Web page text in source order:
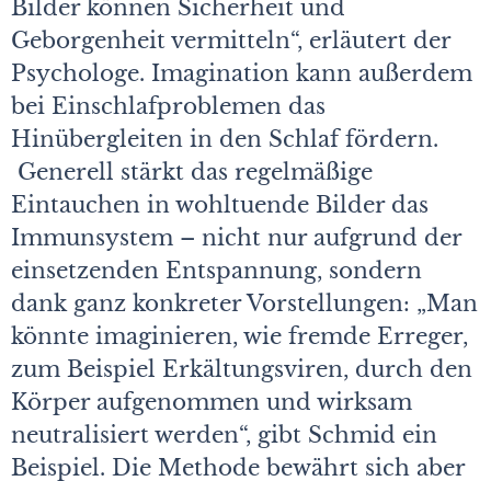
Bilder können Sicherheit und
Geborgenheit vermitteln“, erläutert der
Psychologe. Imagination kann außerdem
bei Einschlafproblemen das
Hinübergleiten in den Schlaf fördern.
Generell stärkt das regelmäßige
Eintauchen in wohltuende Bilder das
Immunsystem – nicht nur aufgrund der
einsetzenden Entspannung, sondern
dank ganz konkreter Vorstellungen: „Man
könnte imaginieren, wie fremde Erreger,
zum Beispiel Erkältungsviren, durch den
Körper aufgenommen und wirksam
neutralisiert werden“, gibt Schmid ein
Beispiel. Die Methode bewährt sich aber